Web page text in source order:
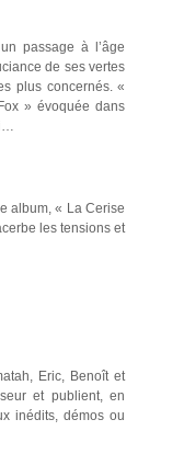
passage à l’âge
de ses vertes
plus concernés. «
» évoquée dans
album, « La Cerise
les tensions et
Eric, Benoît et
et publient, en
inédits, démos ou